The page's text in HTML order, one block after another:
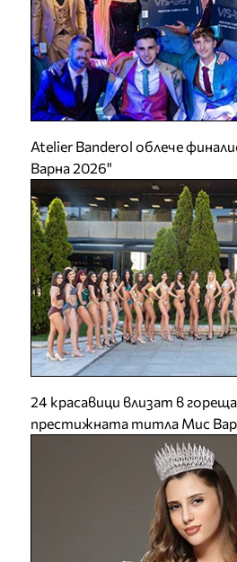
Atelier Banderol облече
Варна 2026"
24 красавици влизат в
престижната титла Мис